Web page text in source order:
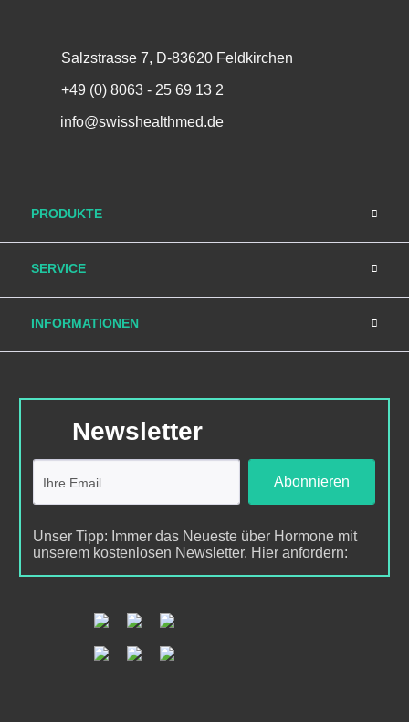
Salzstrasse 7, D-83620 Feldkirchen
+49 (0) 8063 - 25 69 13 2
info@swisshealthmed.de
PRODUKTE
SERVICE
INFORMATIONEN
Newsletter
Abonnieren
Unser Tipp: Immer das Neueste über Hormone mit
unserem kostenlosen Newsletter. Hier anfordern: